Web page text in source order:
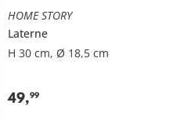
HOME STORY
Laterne
H 30 cm, Ø 18,5 cm
49,99